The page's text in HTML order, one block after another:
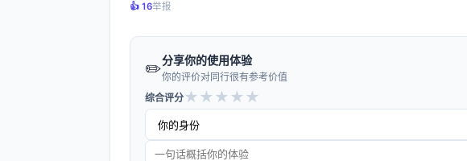
👍️ 16举报
✏️分享你的使用体验
你的评价对同行很有参考价值
综合评分★ ★ ★ ★ ★